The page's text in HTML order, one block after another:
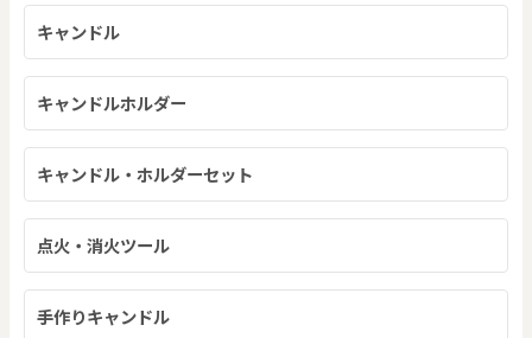
キャンドル
キャンドルホルダー
キャンドル・ホルダーセット
点火・消火ツール
手作りキャンドル